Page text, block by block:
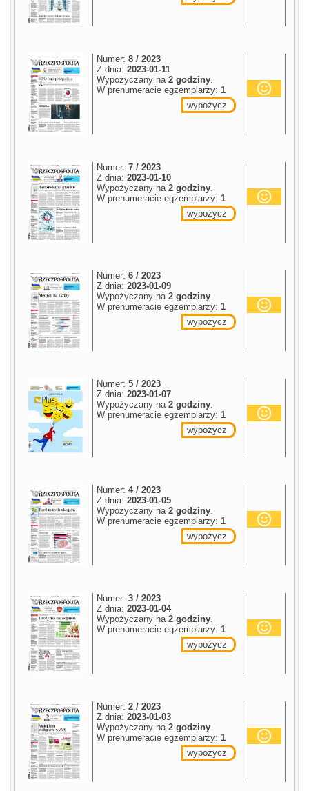
Numer:8 / 2023
Z dnia:2023-01-11
Wypożyczany na2 godziny.
W prenumeracie egzemplarzy:1
wypożycz
Numer:7 / 2023
Z dnia:2023-01-10
Wypożyczany na2 godziny.
W prenumeracie egzemplarzy:1
wypożycz
Numer:6 / 2023
Z dnia:2023-01-09
Wypożyczany na2 godziny.
W prenumeracie egzemplarzy:1
wypożycz
Numer:5 / 2023
Z dnia:2023-01-07
Wypożyczany na2 godziny.
W prenumeracie egzemplarzy:1
wypożycz
Numer:4 / 2023
Z dnia:2023-01-05
Wypożyczany na2 godziny.
W prenumeracie egzemplarzy:1
wypożycz
Numer:3 / 2023
Z dnia:2023-01-04
Wypożyczany na2 godziny.
W prenumeracie egzemplarzy:1
wypożycz
Numer:2 / 2023
Z dnia:2023-01-03
Wypożyczany na2 godziny.
W prenumeracie egzemplarzy:1
wypożycz